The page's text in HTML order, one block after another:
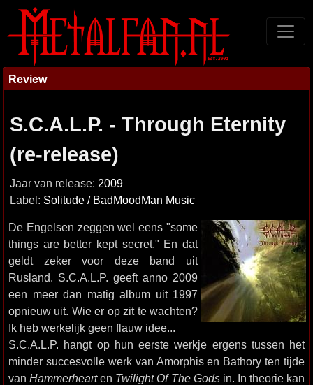
Review
S.C.A.L.P. - Through Eternity
(re-release)
Jaar van release: 2009
Label: Solitude / BadMoodMan Music
De Engelsen zeggen wel eens "some
things are better kept secret." En dat
geldt zeker voor deze band uit
Rusland. S.C.A.L.P. geeft anno 2009
een meer dan matig album uit 1997
opnieuw uit. Wie er op zit te wachten?
Ik heb werkelijk geen flauw idee...
S.C.A.L.P. hangt op hun eerste werkje ergens tussen het
minder succesvolle werk van Amorphis en Bathory ten tijde
vanHammerhearten Twilight Of The Godsin. In theorie kan